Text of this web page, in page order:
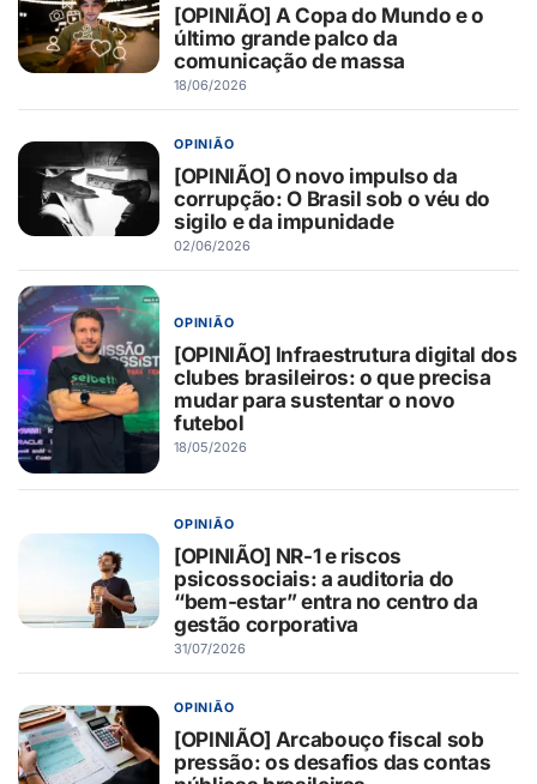
[OPINIÃO] A Copa do Mundo e o
último grande palco da
comunicação de massa
18/06/2026
OPINIÃO
[OPINIÃO] O novo impulso da
corrupção: O Brasil sob o véu do
sigilo e da impunidade
02/06/2026
OPINIÃO
[OPINIÃO] Infraestrutura digital dos
clubes brasileiros: o que precisa
mudar para sustentar o novo
futebol
18/05/2026
OPINIÃO
[OPINIÃO] NR-1 e riscos
psicossociais: a auditoria do
“bem-estar” entra no centro da
gestão corporativa
31/07/2026
OPINIÃO
[OPINIÃO] Arcabouço fiscal sob
pressão: os desafios das contas